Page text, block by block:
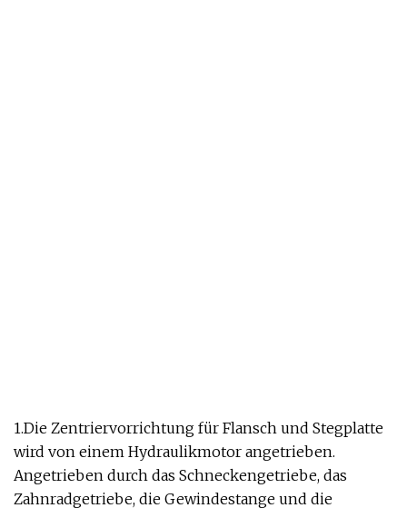
1.Die Zentriervorrichtung für Flansch und Stegplatte
wird von einem Hydraulikmotor angetrieben.
Angetrieben durch das Schneckengetriebe, das
Zahnradgetriebe, die Gewindestange und die